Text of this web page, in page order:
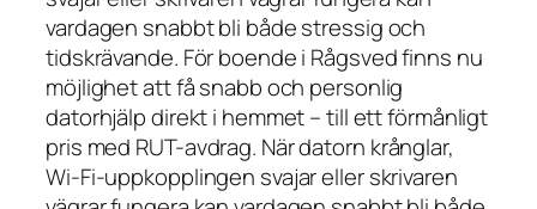
vardagen snabbt bli både stressig och
tidskrävande. För boende i Rågsved finns nu
möjlighet att få snabb och personlig
datorhjälp direkt i hemmet – till ett förmånligt
pris med RUT-avdrag. När datorn krånglar,
Wi-Fi-uppkopplingen svajar eller skrivaren